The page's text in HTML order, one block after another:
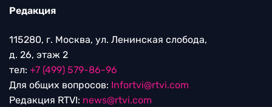
Редакция
115280, г. Москва, ул. Ленинская слобода,
д. 26, этаж 2
тел: +7 (499) 579-86-96
Для общих вопросов: Infortvi@rtvi.com
Редакция RTVI: news@rtvi.com